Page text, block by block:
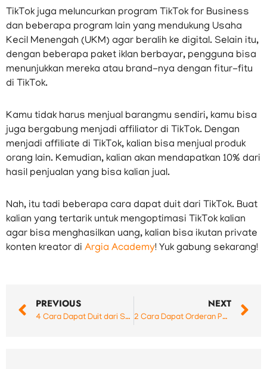
TikTok juga meluncurkan program TikTok for Business
dan beberapa program lain yang mendukung Usaha
Kecil Menengah (UKM) agar beralih ke digital. Selain itu,
dengan beberapa paket iklan berbayar, pengguna bisa
menunjukkan mereka atau brand-nya dengan fitur-fitu
di TikTok.
Kamu tidak harus menjual barangmu sendiri, kamu bisa
juga bergabung menjadi affiliator di TikTok. Dengan
menjadi affiliate di TikTok, kalian bisa menjual produk
orang lain. Kemudian, kalian akan mendapatkan 10% dari
hasil penjualan yang bisa kalian jual.
Nah, itu tadi beberapa cara dapat duit dari TikTok. Buat
kalian yang tertarik untuk mengoptimasi TikTok kalian
agar bisa menghasilkan uang, kalian bisa ikutan private
konten kreator di Argia Academy! Yuk gabung sekarang!
PREVIOUS
4 Cara Dapat Duit dari Shopee Tanpa Jualan
NEXT
2 Cara Dapat Orderan Pertama di Shopee! Dijamin AMPUH!